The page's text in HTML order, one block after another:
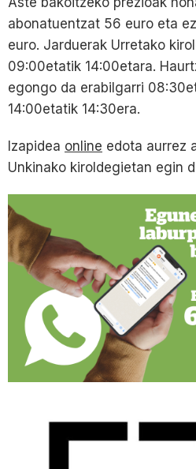
abonatuentzat 56 euro eta
euro. Jarduerak Urretako
09:00etatik 14:00etara.
egongo da erabilgarri
14:00etatik 14:30era.
Izapidea online edota aurrez
Unkinako kiroldegietan egin